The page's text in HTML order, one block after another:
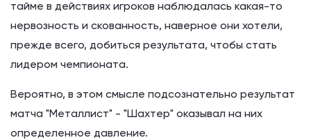
тайме в действиях игроков наблюдалась какая-то
нервозность и скованность, наверное они хотели,
прежде всего, добиться результата, чтобы стать
лидером чемпионата.
Вероятно, в этом смысле подсознательно результат
матча "Металлист" - "Шахтер" оказывал на них
определенное давление.